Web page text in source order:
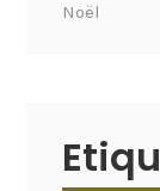
Noël